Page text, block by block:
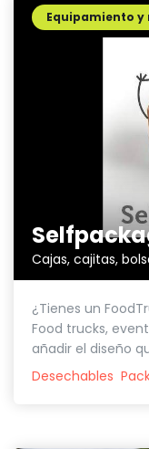
Cajas, cajitas,
Equipamiento y
¿Tienes un
Food trucks,
añadir el diseño
Desechables